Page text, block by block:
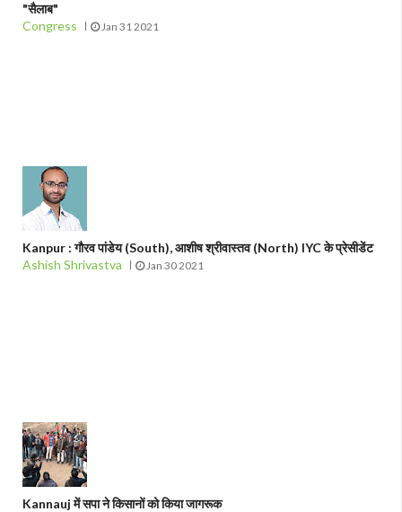
"सैलाब"
Congress
Jan 31 2021
Kanpur : गौरव पांडेय (South), आशीष श्रीवास्तव (North) IYC के प्रेसीडेंट
Ashish Shrivastva
Jan 30 2021
Kannauj में सपा ने किसानों को किया जागरूक